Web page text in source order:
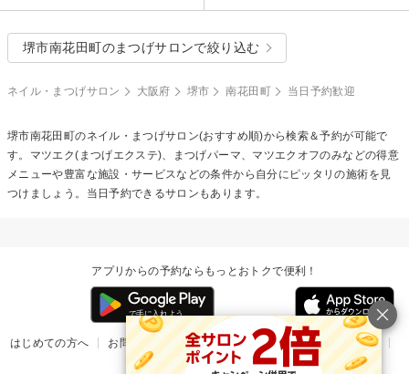
堺市南花田町のまつげサロンで絞り込む
ネイル・まつげサロン 大阪府 堺市 南花田町 当日予約歓迎
堺市南花田町のネイル・まつげサロン(おすすめ順)から検索＆予約が可能で
す。マツエク(まつげエクステ)、まつげパーマ、マツエクオフのみなどの得意
メニューや豊富な施設・サービスなどの条件から自分にピッタリの施術を見
つけましょう。当日予約できるサロンもあります。
アプリからの予約ならもっとおトクで便利！
はじめての方へ お問い合わせ ヘルプ リリース情報
利用規約
掲載ご希望のサロン様